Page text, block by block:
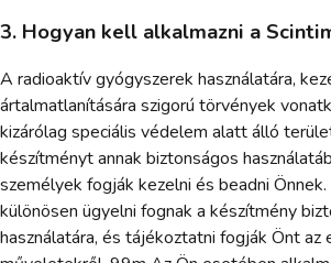
3. Hogyan kell alkalmazni a
A radioaktív gyógyszerek használatára,
ártalmatlanítására szigorú törvények
kizárólag speciális védelem alatt álló
készítményt annak biztonságos
személyek fogják kezelni és beadni
különösen ügyelni fognak a készítmény
használatára, és tájékoztatni fogják Önt az